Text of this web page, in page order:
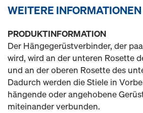
WEITERE INFORMATIONEN
PRODUKTINFORMATION
Der Hängegerüstverbinder, der
wird, wird an der unteren Rosette
und an der oberen Rosette des
Dadurch werden die Stiele in
hängende oder angehobene
miteinander verbunden.